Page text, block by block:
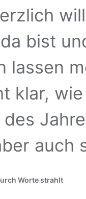
bist
lassen
klar,
Worte strahlt